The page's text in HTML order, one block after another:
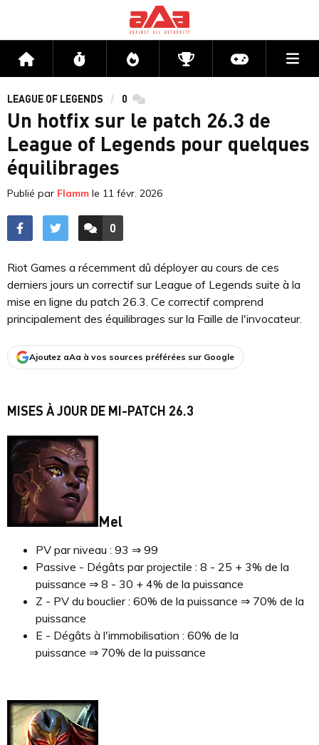
Accueil Flux Directs CompétitionsActu jeux
LEAGUE OF LEGENDS 0 commentaires
Un hotfix sur le patch 26.3 de
League of Legends pour quelques
équilibrages
Publié par Flamm le 11 févr. 2026
ACCÉDER AUX
0
COMMENTAIRES
Riot Games a récemment dû déployer au cours de ces
derniers jours un correctif sur League of Legends suite à la
mise en ligne du patch 26.3. Ce correctif comprend
principalement des équilibrages sur la Faille de l'invocateur.
Ajoutez aAa à vos sources préférées sur Google
MISES À JOUR DE MI-PATCH 26.3
Mel
PV par niveau : 93 ⇒ 99
Passive - Dégâts par projectile : 8 - 25 + 3% de la
puissance ⇒ 8 - 30 + 4% de la puissance
Z - PV du bouclier : 60% de la puissance ⇒ 70% de la
puissance
E - Dégâts à l'immobilisation : 60% de la
puissance ⇒ 70% de la puissance